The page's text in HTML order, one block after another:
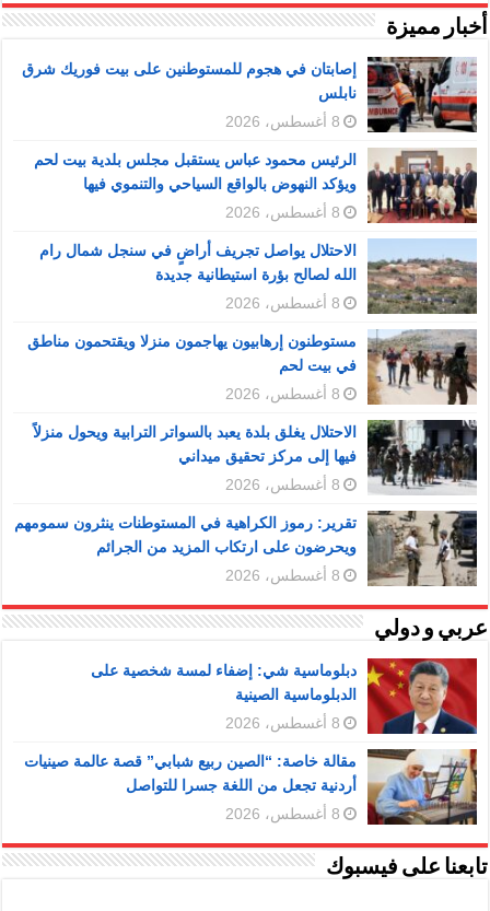
أخبار مميزة
إصابتان في هجوم للمستوطنين على بيت فوريك شرق
نابلس
8 أغسطس، 2026
الرئيس محمود عباس يستقبل مجلس بلدية بيت لحم
ويؤكد النهوض بالواقع السياحي والتنموي فيها
8 أغسطس، 2026
الاحتلال يواصل تجريف أراضٍ في سنجل شمال رام
الله لصالح بؤرة استيطانية جديدة
8 أغسطس، 2026
مستوطنون إرهابيون يهاجمون منزلا ويقتحمون مناطق
في بيت لحم
8 أغسطس، 2026
الاحتلال يغلق بلدة يعبد بالسواتر الترابية ويحول منزلاً
فيها إلى مركز تحقيق ميداني
8 أغسطس، 2026
تقرير: رموز الكراهية في المستوطنات ينثرون سمومهم
ويحرضون على ارتكاب المزيد من الجرائم
8 أغسطس، 2026
عربي و دولي
دبلوماسية شي: إضفاء لمسة شخصية على
الدبلوماسية الصينية
8 أغسطس، 2026
مقالة خاصة: “الصين ربيع شبابي” قصة عالمة صينيات
أردنية تجعل من اللغة جسرا للتواصل
8 أغسطس، 2026
تابعنا على فيسبوك